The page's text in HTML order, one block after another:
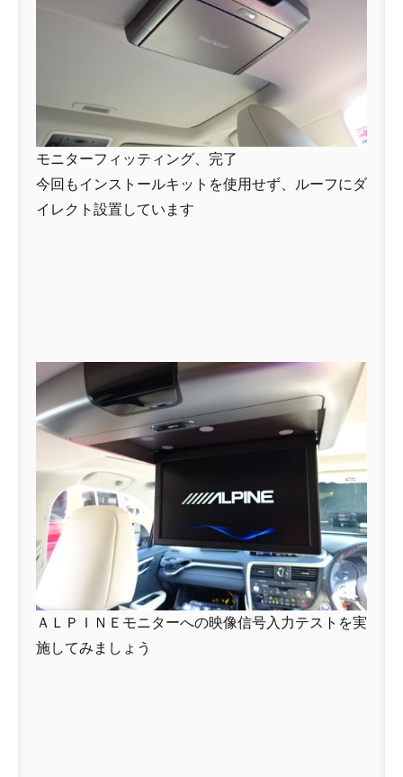
モニターフィッティング、完了
今回もインストールキットを使用せず、ルーフにダ
イレクト設置しています
ＡＬＰＩＮＥモニターへの映像信号入力テストを実
施してみましょう